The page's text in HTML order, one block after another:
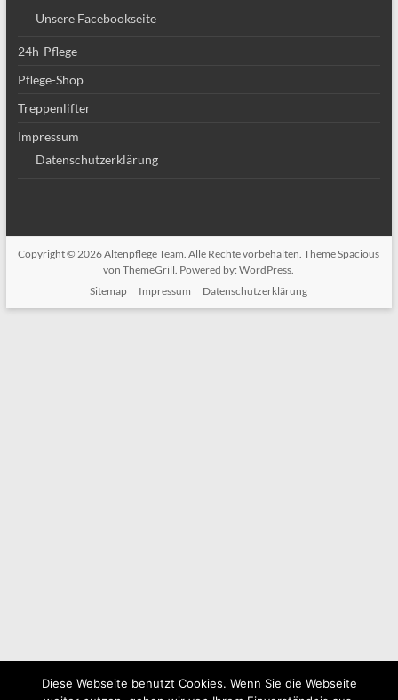
Unsere Facebookseite
24h-Pflege
Pflege-Shop
Treppenlifter
Impressum
Datenschutzerklärung
Copyright © 2026Altenpflege Team. Alle Rechte vorbehalten. ThemeSpacious
von ThemeGrill. Powered by:WordPress.
Sitemap
Impressum Datenschutzerklärung
Diese Webseite benutzt Cookies. Wenn Sie die Webseite